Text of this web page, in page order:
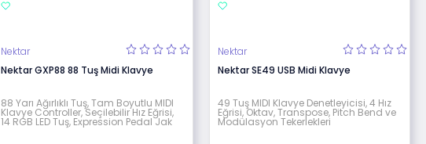
Nektar
Nektar GXP88 88 Tuş Midi Klavye
88 Yarı Ağırlıklı Tuş, Tam Boyutlu MIDI
Klavye Controller, Seçilebilir Hız Eğrisi,
14 RGB LED Tuş, Expression Pedal Jak
Nektar
Nektar SE49 USB Midi Klavye
49 Tuş MIDI Klavye Denetleyicisi, 4 Hız
Eğrisi, Oktav, Transpose, Pitch Bend ve
Modülasyon Tekerlekleri